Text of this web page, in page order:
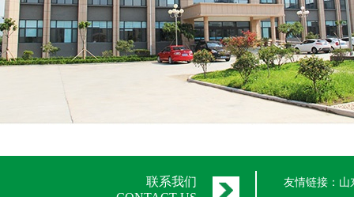
联系我们
友情链接： 山